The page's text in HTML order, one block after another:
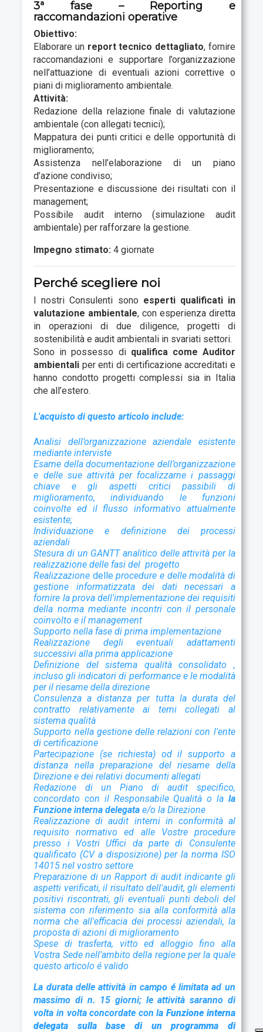
3ª fase – Reporting e
raccomandazioni operative
Obiettivo:
Elaborare un report tecnico dettagliato, fornire
raccomandazioni e supportare l’organizzazione
nell’attuazione di eventuali azioni correttive o
piani di miglioramento ambientale.
Attività:
Redazione della relazione finale di valutazione
ambientale (con allegati tecnici);
Mappatura dei punti critici e delle opportunità di
miglioramento;
Assistenza nell’elaborazione di un piano
d’azione condiviso;
Presentazione e discussione dei risultati con il
management;
Possibile audit interno (simulazione audit
ambientale) per rafforzare la gestione.
Impegno stimato: 4 giornate
Perché scegliere noi
I nostri Consulenti sono esperti qualificati in
valutazione ambientale, con esperienza diretta
in operazioni di due diligence, progetti di
sostenibilità e audit ambientali in svariati settori.
Sono in possesso di qualifica come Auditor
ambientali per enti di certificazione accreditati e
hanno condotto progetti complessi sia in Italia
che all’estero.
L'acquisto di questo articolo include:
Analisi dell’organizzazione aziendale esistente
mediante interviste
Esame della documentazione dell’organizzazione
e delle sue attività per focalizzarne i passaggi
chiave e gli aspetti critici passibili di
miglioramento, individuando le funzioni
coinvolte ed il flusso informativo attualmente
esistente;
Individuazione e definizione dei processi
aziendali
Stesura di un GANTT analitico delle attività per la
realizzazione delle fasi del progetto
Realizzazione delleprocedure e delle modalità di
gestione informatizzata dei dati necessari a
fornire la prova dell'implementazione dei requisiti
della norma mediante incontri con il personale
coinvolto e il management
Supporto nella fase di prima implementazione
Realizzazione degli eventuali adattamenti
successivi alla prima applicazione
Definizione del sistema qualità consolidato ,
incluso gli indicatori di performance e le modalità
per il riesame della direzione
Consulenza a distanza per tutta la durata del
contratto relativamente ai temi collegati al
sistema qualità
Supporto nella gestione delle relazioni con l'ente
di certificazione
Partecipazione (se richiesta) od il supporto a
distanza nella preparazione del riesame della
Direzione e dei relativi documenti allegati
Redazione di un Piano di audit specifico,
concordato con il Responsabile Qualità o la la
Funzione interna delegatae/o la Direzione
Realizzazione di audit interni in conformità al
requisito normativo ed alle Vostre procedure
presso i Vostri Uffici da parte di Consulente
qualificato (CV a disposizione) per la norma ISO
14015 nel vostro settore
Preparazione di un Rapport di audit indicante gli
aspetti verificati, il risultato dell'audit, gli elementi
positivi riscontrati, gli eventuali punti deboli del
sistema conriferimento sia alla conformità alla
norma che all'efficacia dei processi aziendali, la
proposta di azioni di miglioramento
Spese di trasferta, vitto ed alloggio fino alla
Vostra Sede nell'ambito della regione per la quale
questo articolo é valido
La durata delle attività in campo é limitata ad un
massimo di n. 15 giorni; le attività saranno di
volta in volta concordate con la Funzione interna
delegata
sulla base di un programma di